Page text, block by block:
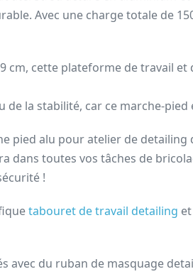
Avec une charge totale de
cm, cette plateforme de travail
de la stabilité, car ce marche-
pied alu pour atelier de detailing
dans toutes vos tâches de
!
tabouret de travail detailing
avec du ruban de masquage